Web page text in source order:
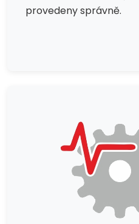
provedeny správně.